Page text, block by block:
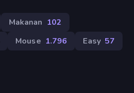
Makanan 102
Mouse 1.796 Easy 57